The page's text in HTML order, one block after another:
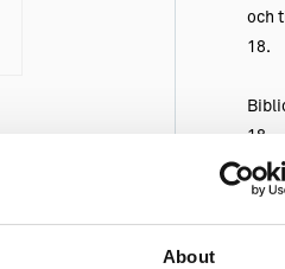
About
och
18.
18.
är